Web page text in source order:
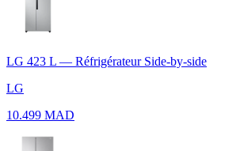
LG 423 L — Réfrigérateur Side-by-side
LG
10.499 MAD